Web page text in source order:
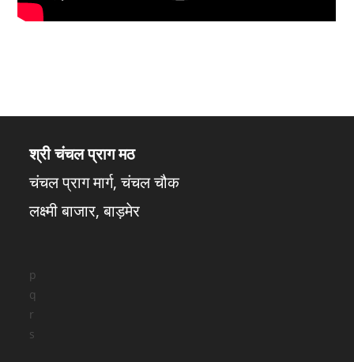
श्री चंचल प्राग मठ
चंचल प्राग मार्ग, चंचल चौक
लक्ष्मी बाजार, बाड़मेर
p
q
r
s